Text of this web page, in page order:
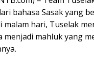
bahasa Sasak yang
hari, Tuselak
menjadi mahluk yang